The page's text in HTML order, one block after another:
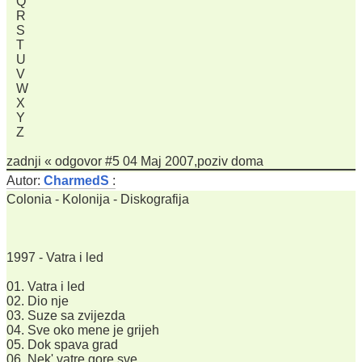
R
S
T
U
V
W
X
Y
Z
zadnji « odgovor #5 04 Maj 2007,poziv doma
Autor: CharmedS :
Colonia - Kolonija - Diskografija
1997 - Vatra i led
01. Vatra i led
02. Dio nje
03. Suze sa zvijezda
04. Sve oko mene je grijeh
05. Dok spava grad
06. Nek' vatre gore sve